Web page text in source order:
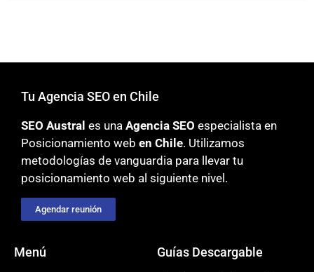
Tu Agencia SEO en Chile
SEO Austral es una Agencia SEO especialista en
Posicionamiento web en Chile. Utilizamos
metodologías de vanguardia para llevar tu
posicionamiento web al siguiente nivel.
Agendar reunión
Menú Guías Descargable